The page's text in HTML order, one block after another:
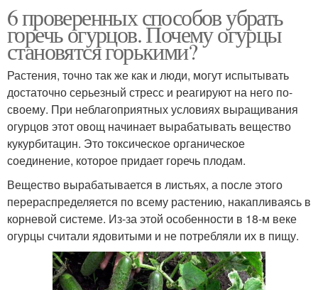
6 проверенных способов убрать
горечь огурцов. Почему огурцы
становятся горькими?
Растения, точно так же как и люди, могут испытывать
достаточно серьезный стресс и реагируют на него по-
своему. При неблагоприятных условиях выращивания
огурцов этот овощ начинает вырабатывать вещество
кукурбитацин. Это токсическое органическое
соединение, которое придает горечь плодам.
Вещество вырабатывается в листьях, а после этого
перераспределяется по всему растению, накапливаясь в
корневой системе. Из-за этой особенности в 18-м веке
огурцы считали ядовитыми и не потребляли их в пищу.